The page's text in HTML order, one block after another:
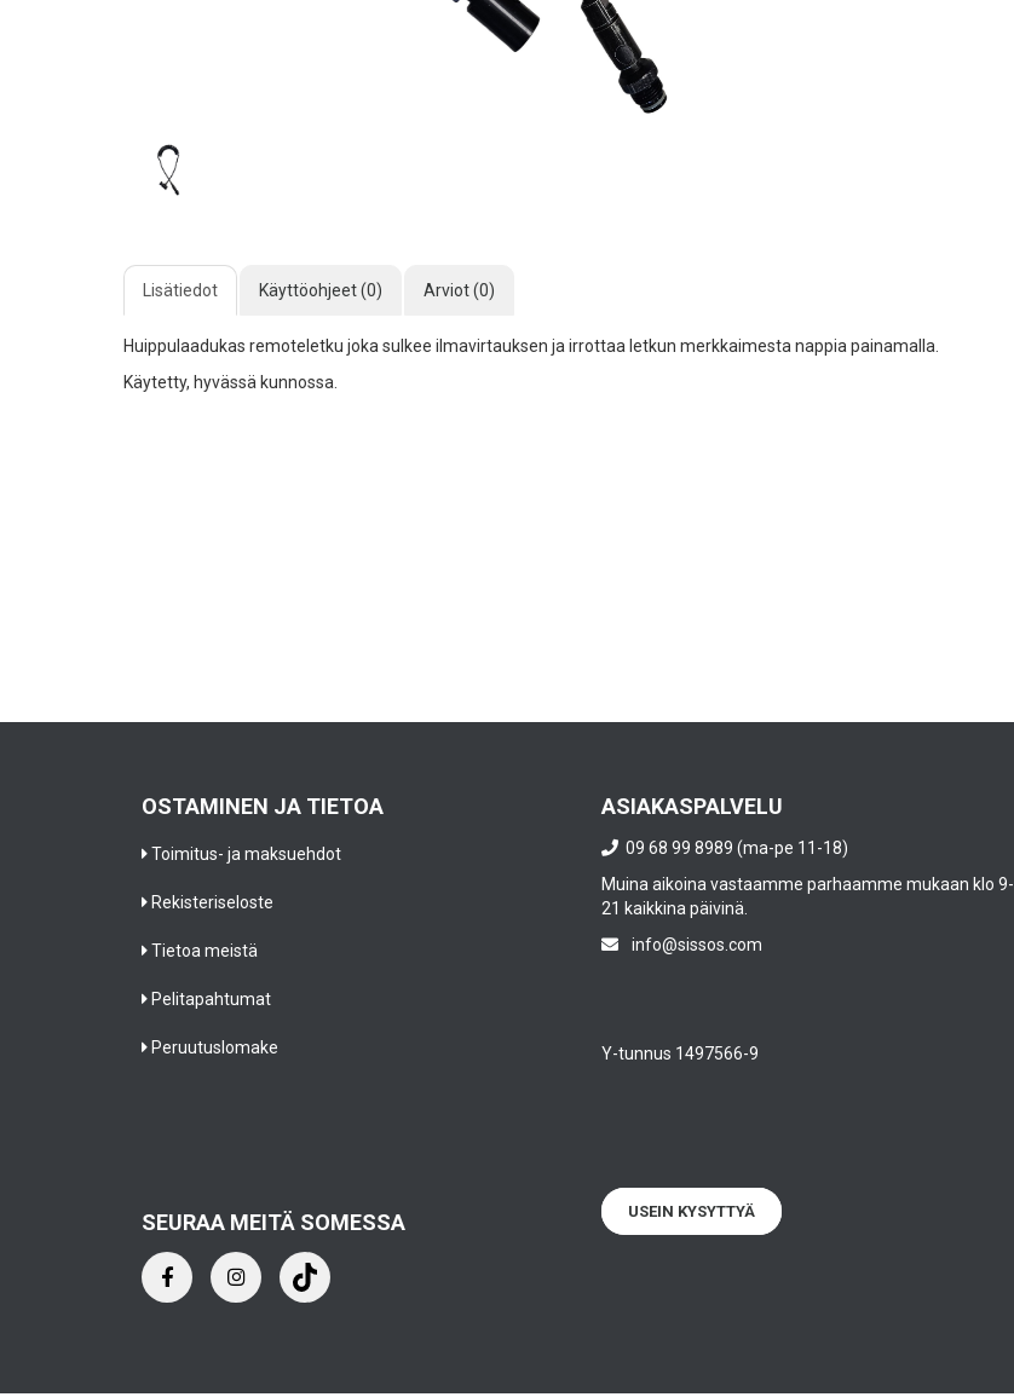
Lisätiedot Käyttöohjeet (0) Arviot (0)
Huippulaadukas remoteletku joka sulkee ilmavirtauksen ja irrottaa letkun merkkaimesta nappia painamalla.
Käytetty, hyvässä kunnossa.
OSTAMINEN JA TIETOA
Toimitus- ja maksuehdot
Rekisteriseloste
Tietoa meistä
Pelitapahtumat
Peruutuslomake
ASIAKASPALVELU
09 68 99 8989 (ma-pe 11-18)
Muina aikoina vastaamme parhaamme mukaan klo 9-
21 kaikkina päivinä.
info@sissos.com
Y-tunnus 1497566-9
SEURAA MEITÄ SOMESSA USEIN KYSYTTYÄ